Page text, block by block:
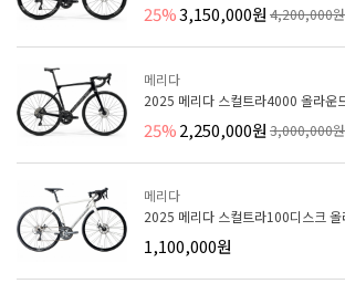
25%3,150,000원 4,200,000원
메리다
2025 메리다 스컬트라4000 올라운
25%2,250,000원 3,000,000원
메리다
2025 메리다 스컬트라100디스크 올
1,100,000원